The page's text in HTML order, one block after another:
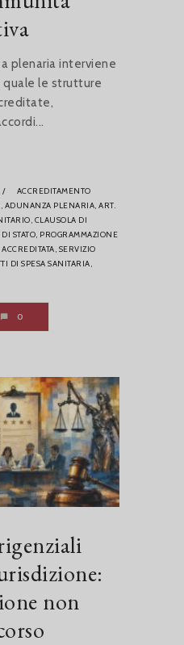
plenaria interviene
quale le strutture
/
ACCREDITAMENTO
ADUNANZA PLENARIA, ART.
CLAUSOLA DI
STATO, PROGRAMMAZIONE
SERVIZIO
DI SPESA SANITARIA,
0
non